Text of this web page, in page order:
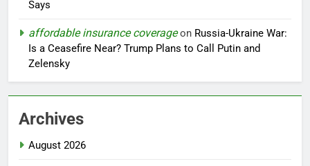
Says
affordable insurance coverageon Russia-Ukraine War:
Is a Ceasefire Near? Trump Plans to Call Putin and
Zelensky
Archives
August 2026